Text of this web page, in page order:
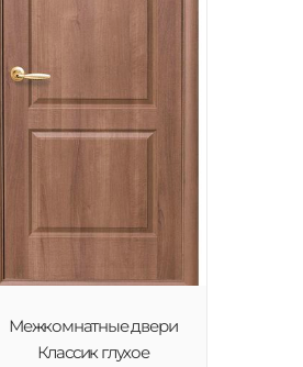
Межкомнатные двери
Классик глухое